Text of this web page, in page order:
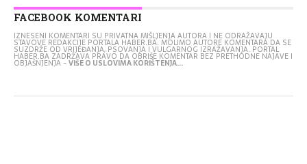
FACEBOOK KOMENTARI
IZNESENI KOMENTARI SU PRIVATNA MIŠLJENJA AUTORA I NE ODRAŽAVAJU
STAVOVE REDAKCIJE PORTALA HABER.BA. MOLIMO AUTORE KOMENTARA DA SE
SUZDRŽE OD VRIJEĐANJA, PSOVANJA I VULGARNOG IZRAŽAVANJA. PORTAL
HABER.BA ZADRŽAVA PRAVO DA OBRIŠE KOMENTAR BEZ PRETHODNE NAJAVE I
OBJAŠNJENJA -VIŠE O USLOVIMA KORIŠTENJA...